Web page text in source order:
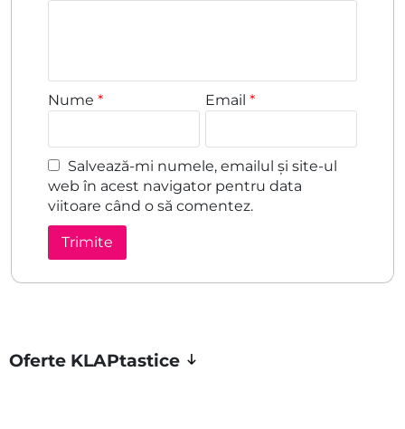
Nume * Email*
Salvează-mi numele, emailul și site-ul
web în acest navigator pentru data
viitoare când o să comentez.
Oferte KLAPtastice